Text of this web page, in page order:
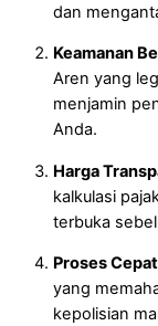
dan
Keamanan
Aren yang
menjamin
Anda.
Harga
kalkulasi
terbuka
Proses
yang
kepolisian